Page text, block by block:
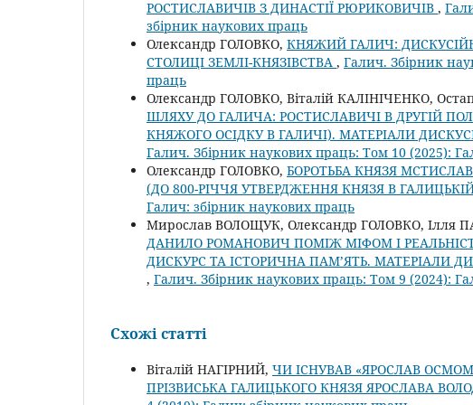
РОСТИСЛАВИЧІВ З ДИНАСТІЇ РЮРИКОВИЧІВ ,
збірник наукових праць
Олександр ГОЛОВКО, КНЯЖИЙ ГАЛИЧ:
СТОЛИЦІ ЗЕМЛІ-КНЯЗІВСТВА , Галич. Збірник
праць
Олександр ГОЛОВКО, Віталій КАЛІНІЧЕНКО,
ШЛЯХУ ДО ГАЛИЧА: РОСТИСЛАВИЧІ В ДРУГІЙ
КНЯЖОГО ОСІДКУ В ГАЛИЧІ). МАТЕРІАЛИ
Галич. Збірник наукових праць: Том 10 (2025):
Олександр ГОЛОВКО, БОРОТЬБА КНЯЗЯ
(ДО 800-РІЧЧЯ УТВЕРДЖЕННЯ КНЯЗЯ В
Галич: збірник наукових праць
Мирослав ВОЛОЩУК, Олександр ГОЛОВКО, Ілля
ДАНИЛО РОМАНОВИЧ ПОМІЖ МІФОМ І
ДИСКУРС ТА ІСТОРИЧНА ПАМ’ЯТЬ. МАТЕРІАЛИ
, Галич. Збірник наукових праць: Том 9 (2024):
Схожі статті
Віталій НАГІРНИЙ, ЧИ ІСНУВАВ «ЯРОСЛАВ
ПРІЗВИСЬКА ГАЛИЦЬКОГО КНЯЗЯ ЯРОСЛАВА